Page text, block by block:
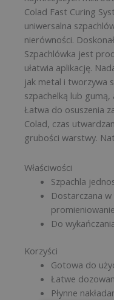
Colad Fast Curing
uniwersalna
nierówności.
Szpachlówka jest
ułatwia aplikację.
jak metal i tworzywa
szpachelką lub
Łatwa do osuszenia
Colad, czas
grubości warstwy.
Właściwości
Szpachla
Dostarczana
Do
Korzyści
Gotowa do
Łatwe
Płynne